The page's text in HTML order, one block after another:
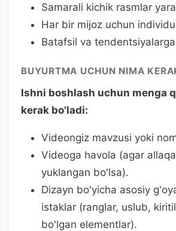
Samarali kichik rasmlar
Har bir mijoz uchun
Batafsil va
BUYURTMA UCHUN NIMA
Ishni boshlash uchun menga
kerak bo'ladi:
Videongiz mavzusi yoki
Videoga havola (agar
yuklangan bo'lsa).
Dizayn bo'yicha asosiy
istaklar (ranglar, uslub,
bo'lgan elementlar).